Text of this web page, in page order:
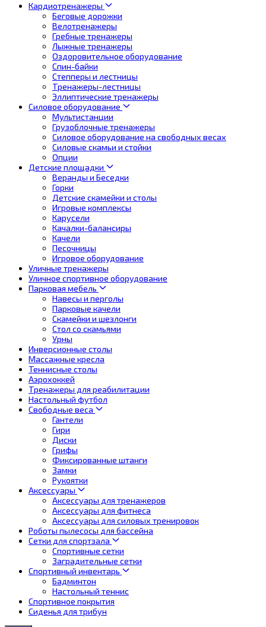
Кардиотренажеры
Беговые дорожки
Велотренажеры
Гребные тренажеры
Лыжные тренажеры
Оздоровительное оборудование
Спин-байки
Степперы и лестницы
Тренажеры-лестницы
Эллиптические тренажеры
Силовое оборудование
Мультистанции
Грузоблочные тренажеры
Силовое оборудование на свободных весах
Силовые скамьи и стойки
Опции
Детские площадки
Веранды и Беседки
Горки
Детские скамейки и столы
Игровые комплексы
Карусели
Качалки-балансиры
Качели
Песочницы
Игровое оборудование
Уличные тренажеры
Уличное спортивное оборудование
Парковая мебель
Навесы и перголы
Парковые качели
Скамейки и шезлонги
Стол со скамьями
Урны
Инверсионные столы
Массажные кресла
Теннисные столы
Аэрохоккей
Тренажеры для реабилитации
Настольный футбол
Свободные веса
Гантели
Гири
Диски
Грифы
Фиксированные штанги
Замки
Рукоятки
Аксессуары
Аксессуары для тренажеров
Аксессуары для фитнеса
Аксессуары для силовых тренировок
Роботы пылесосы для бассейна
Сетки для спортзала
Спортивные сетки
Заградительные сетки
Спортивный инвентарь
Бадминтон
Настольный теннис
Спортивное покрытия
Сиденья для трибун